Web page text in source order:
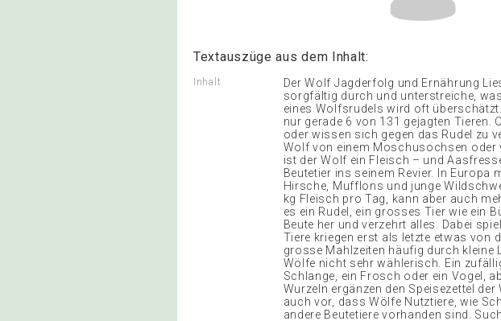
Textauszüge aus dem Inhalt:
Inhalt
Der Wolf Jagderfolg und Ernährung
sorgfältig durch und unterstreiche,
eines Wolfsrudels wird oft
nur gerade 6 von 131 gejagten Tieren.
oder wissen sich gegen das Rudel zu
Wolf von einem Moschusochsen oder
ist der Wolf ein Fleisch – und
Beutetier ins seinem Revier. In Europa
Hirsche, Mufflons und junge
kg Fleisch pro Tag, kann aber auch
es ein Rudel, ein grosses Tier wie ein
Beute her und verzehrt alles. Dabei
Tiere kriegen erst als letzte etwas von
grosse Mahlzeiten häufig durch kleine
Wölfe nicht sehr wählerisch. Ein
Schlange, ein Frosch oder ein Vogel,
Wurzeln ergänzen den Speisezettel
auch vor, dass Wölfe Nutztiere, wie
andere Beutetiere vorhanden sind.